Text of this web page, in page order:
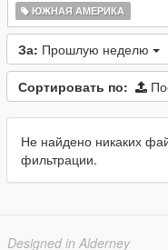
ЮЖНАЯ АМЕРИКА
За: Прошлую неделю
Сортировать по:
Не найдено никаких
фильтрации.
Designed in Alderney